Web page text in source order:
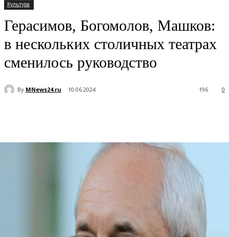
Культура
Герасимов, Богомолов, Машков:
в нескольких столичных театрах
сменилось руководство
By MNews24.ru 10.06.2024 0
196